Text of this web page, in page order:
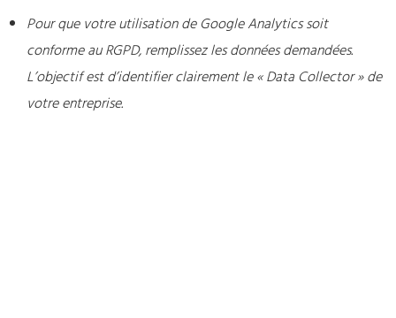
Pour que votre utilisation de Google Analytics soit
conforme au RGPD, remplissez les données demandées.
L’objectif est d’identifier clairement le « Data Collector » de
votre entreprise.